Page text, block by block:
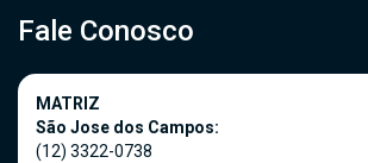
Fale Conosco
MATRIZ
São Jose dos Campos:
(12) 3322-0738